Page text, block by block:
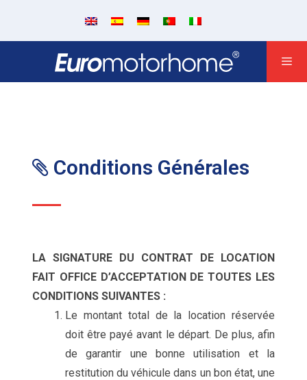
Conditions Générales
LA SIGNATURE DU CONTRAT DE LOCATION
FAIT OFFICE D’ACCEPTATION DE TOUTES LES
CONDITIONS SUIVANTES :
Le montant total de la location réservée
doit être payé avant le départ. De plus, afin
de garantir une bonne utilisation et la
restitution du véhicule dans un bon état, une